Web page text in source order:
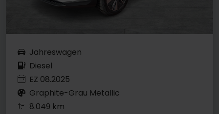
Jahreswagen
Diesel
EZ 08.2025
Graphite-Grau Metallic
8.049 km